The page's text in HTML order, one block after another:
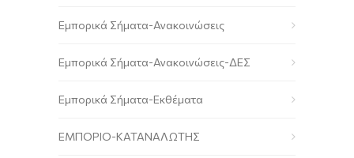
Εμπορικά Σήματα-Ανακοινώσεις
Εμπορικά Σήματα-Ανακοινώσεις-ΔΕΣ
Εμπορικά Σήματα-Εκθέματα
ΕΜΠΟΡΙΟ-ΚΑΤΑΝΑΛΩΤΗΣ